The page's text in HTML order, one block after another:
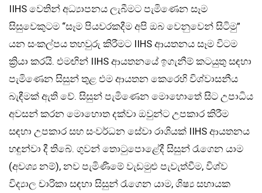
IIHS වෙතින් අධ්‍යාපනය ලැබීමට පැමිණෙන සෑම
සිසු‌වෙකුටම “සෑම පියවරකදීම අපි ඔබ වෙනුවෙන් සිටිමු”
යන සංකල්පය තහවුරු කිරීමට IIHS ආයතනය සෑම විටම
ක්‍රියා කරයි. එමඟින් IIHS ආයතනයේ ඉගැනීම් කටයුතු සඳහා
පැමිණෙන සිසුන් තුළ එම ආයතන කෙරෙහි විශ්වාසනීය
බැඳීමක් ඇති වේ. සිසුන් පැමිණෙන මොහොතේ සිට උපාධිය
අවසන් කරන මොහොත දක්වා ඔවුන්ට උපකාර කිරීම
සඳහා උපකාර සහ සංවර්ධන සේවා රාශියක් IIHS ආයතනය
හඳුන්වා දී තිබේ. ගුවන් තොටුපොළේදී සිසුන් රැගෙන යාම
(අවශ්‍ය නම්), නව පැමිණීමේ වැඩමුළු පැවැත්වීම, විශ්ව
විද්‍යාල චාරිකා සඳහා සිසුන් රැගෙන යාම, ශිෂ්‍ය සහායක